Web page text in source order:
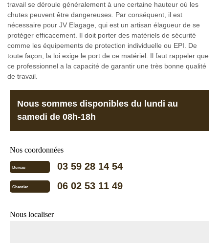
travail se déroule généralement à une certaine hauteur où les
chutes peuvent être dangereuses. Par conséquent, il est
nécessaire pour JV Elagage, qui est un artisan élagueur de se
protéger efficacement. Il doit porter des matériels de sécurité
comme les équipements de protection individuelle ou EPI. De
toute façon, la loi exige le port de ce matériel. Il faut rappeler que
ce professionnel a la capacité de garantir une très bonne qualité
de travail.
Nous sommes disponibles du lundi au
samedi de 08h-18h
Nos coordonnées
Bureau 03 59 28 14 54
Chantier 06 02 53 11 49
Nous localiser